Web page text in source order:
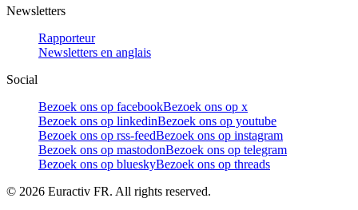
Newsletters
Rapporteur
Newsletters en anglais
Social
Bezoek ons op facebookBezoek ons op x
Bezoek ons op linkedinBezoek ons op youtube
Bezoek ons op rss-feedBezoek ons op instagram
Bezoek ons op mastodonBezoek ons op telegram
Bezoek ons op blueskyBezoek ons op threads
© 2026 Euractiv FR. All rights reserved.